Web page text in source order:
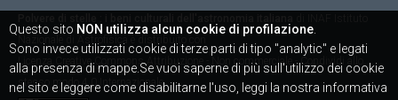
Licenza
Creative Commons Attribuzione - Non commerciale - Condividi allo
stesso modo 4.0 Internazionale
Questo sito NON utilizza alcun cookie di profilazione
Sono invece utilizzati cookie di terze parti di tipo "analytic" e legati
alla presenza di mappe.Se vuoi saperne di più sull'utilizzo dei cookie
nel sito e leggere come disabilitarne l'uso, leggi la nostra informativa